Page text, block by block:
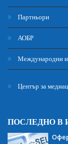
Партньори
АОБР
Международни и
Център за
ПОСЛЕДНО В